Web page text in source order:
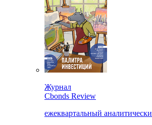
Журнал
Cbonds Review
ежеквартальный